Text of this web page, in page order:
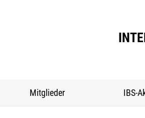
Mitglieder IBS-